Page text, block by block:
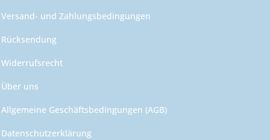
Versand- und Zahlungsbedingungen
Rücksendung
Widerrufsrecht
Über uns
Allgemeine Geschäftsbedingungen (AGB)
Datenschutzerklärung